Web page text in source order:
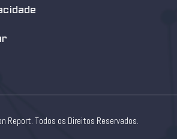
Report. Todos os Direitos Reservados.